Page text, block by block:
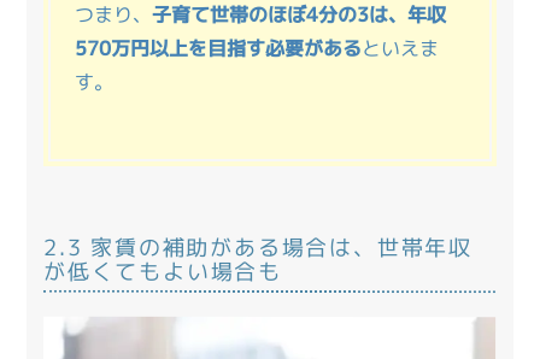
つまり、子育て世帯のほぼ4分の3は、年収
570万円以上を目指す必要があるといえま
す。
2.3 家賃の補助がある場合は、世帯年収
が低くてもよい場合も